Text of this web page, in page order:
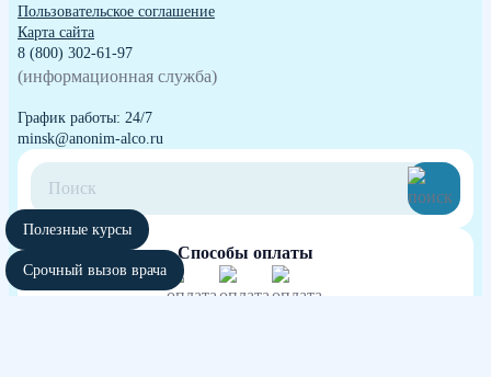
Пользовательское соглашение
Карта сайта
8 (800) 302-61-97
(информационная служба)
График работы: 24/7
minsk@anonim-alco.ru
Способы оплаты
Полезные курсы
Срочный вызов врача